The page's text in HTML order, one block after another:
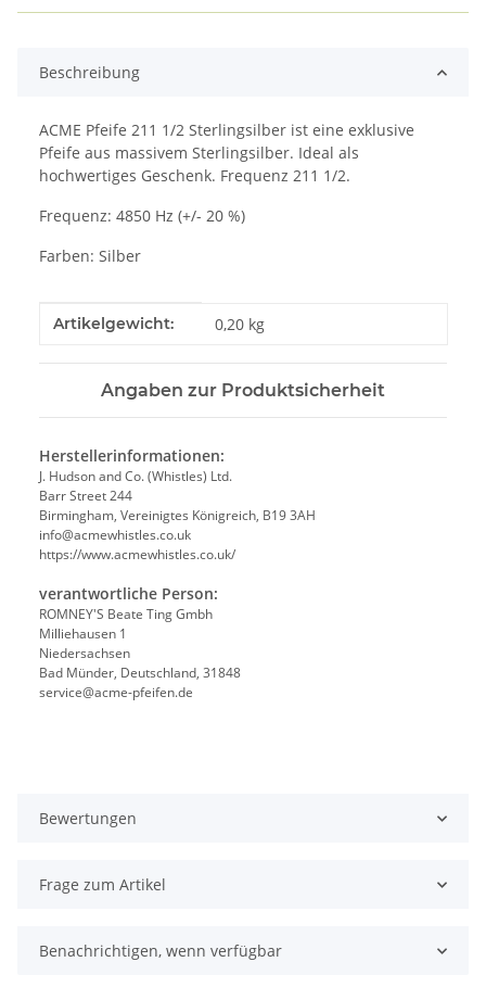
Beschreibung
ACME Pfeife 211 1/2 Sterlingsilber ist eine exklusive
Pfeife aus massivem Sterlingsilber. Ideal als
hochwertiges Geschenk. Frequenz 211 1/2.
Frequenz: 4850 Hz (+/- 20 %)
Farben: Silber
Produkteigenschaft
Wert
Artikelgewicht: 0,20 kg
Angaben zur Produktsicherheit
Herstellerinformationen:
J. Hudson and Co. (Whistles) Ltd.
Barr Street 244
Birmingham, Vereinigtes Königreich, B19 3AH
info@acmewhistles.co.uk
https://www.acmewhistles.co.uk/
verantwortliche Person:
ROMNEY'S Beate Ting Gmbh
Milliehausen 1
Niedersachsen
Bad Münder, Deutschland, 31848
service@acme-pfeifen.de
Bewertungen
Frage zum Artikel
Benachrichtigen, wenn verfügbar